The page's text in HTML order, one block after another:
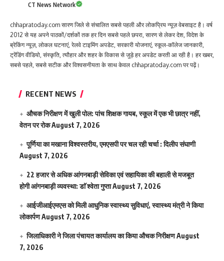
CT News Network
chhapratoday.com सारण जिले से संचालित सबसे पहली और लोकप्रिय न्यूज़ वेबसाइट है। वर्ष
2012 से यह अपने पाठकों/दर्शकों तक हर दिन सबसे पहले छपरा, सारण से लेकर देश, विदेश के
ब्रेकिंग न्यूज़, लोकल घटनाएं, रेलवे टाइमिंग अपडेट, सरकारी योजनाएं, स्कूल-कॉलेज जानकारी,
ट्रेंडिंग वीडियो, संस्कृति, त्यौहार और शहर के विकास से जुड़े हर अपडेट करती आ रही है। हर खबर,
सबसे पहले, सबसे सटीक और विश्वसनीयता के साथ केवल chhapratoday.com पर पढ़ें।
RECENT NEWS
औचक निरीक्षण में खुली पोल: पांच शिक्षक गायब, स्कूल में एक भी छात्र नहीं,
वेतन पर रोकAugust 7, 2026
पूर्णिया का मखाना विश्वस्तरीय, एमएसपी पर चल रही चर्चा : दिलीप संघाणी
August 7, 2026
22 हजार से अधिक आंगनबाड़ी सेविका एवं सहायिका की बहाली से मजबूत
होगी आंगनबाड़ी व्यवस्था: डाॅ श्वेता गुप्ताAugust 7, 2026
आईजीआईएमएस काे मिली आधुनिक स्वास्थ्य सुविधाएं, स्वास्थ्य मंत्री ने किया
लोकार्पणAugust 7, 2026
जिलाधिकारी ने जिला पंचायत कार्यालय का किया औचक निरीक्षणAugust
7, 2026